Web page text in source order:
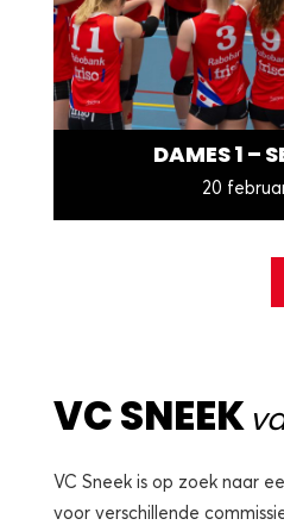
DAMES 1 –
20
VC SNEEK
VC Sneek is op zoek naar
voor verschillende